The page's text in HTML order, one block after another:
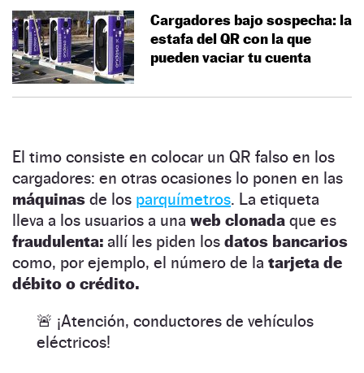
Cargadores bajo sospecha: la
estafa del QR con la que
pueden vaciar tu cuenta
El timo consiste en colocar un QR falso en los
cargadores: en otras ocasiones lo ponen en las
máquinas de los parquímetros. La etiqueta
lleva a los usuarios a una web clonada que es
fraudulenta: allí les piden los datos bancarios
como, por ejemplo, el número de la tarjeta de
débito o crédito.
🚨 ¡Atención, conductores de vehículos
eléctricos!